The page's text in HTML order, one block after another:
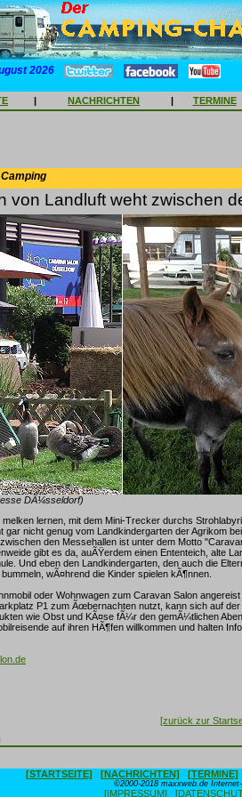
2026
| NACHRICHTEN | TERMINE
von Landluft weht zwischen
DÃ¼sseldorf)
lernen, mit dem Mini-Trecker durchs
gar nicht genug vom Landkindergarten der Agrikom
den Messehallen ist unter dem Motto
gibt es da, auÃŸerdem einen Ententeich, alte
Und eben den Landkindergarten, den auch die
wÃ¤hrend die Kinder spielen kÃ¶nnen.
oder Wohnwagen zum Caravan Salon
P1 zum Ãœbernachten nutzt, kann sich auf
wie Obst und KÃ¤se fÃ¼r den gemÃ¼tlichen
auf ihren HÃ¶fen willkommen und halten
[zurück zur
[STARTSEITE] [NACHRICHTEN] [TERMINE]
©2000-2018 maxxweb.de
[IMPRESSUM]